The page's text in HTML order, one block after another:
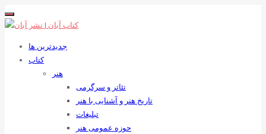
جدیدترین ها
کتاب
هنر
تئاتر و سرگرمی
تاریخ هنر و آشنایی با هنر
تبلیغات
حوزه عمومی هنر